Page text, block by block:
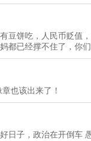
豆饼吃，人民币贬值
都已经撑不住了，你
也该出来了！
日子，政治在开倒车